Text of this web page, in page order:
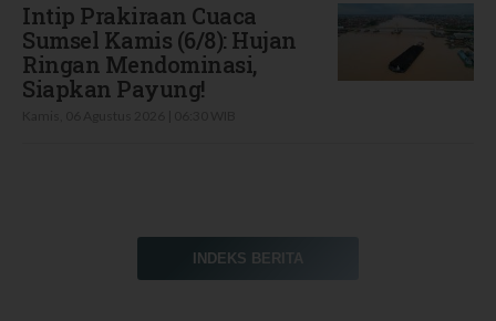
Intip Prakiraan Cuaca
Sumsel Kamis (6/8): Hujan
Ringan Mendominasi,
Siapkan Payung!
INDEKS BERITA